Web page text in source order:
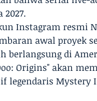
2027.
Instagram resmi
awal proyek
berlangsung di
Origins" akan
legendaris Mystery